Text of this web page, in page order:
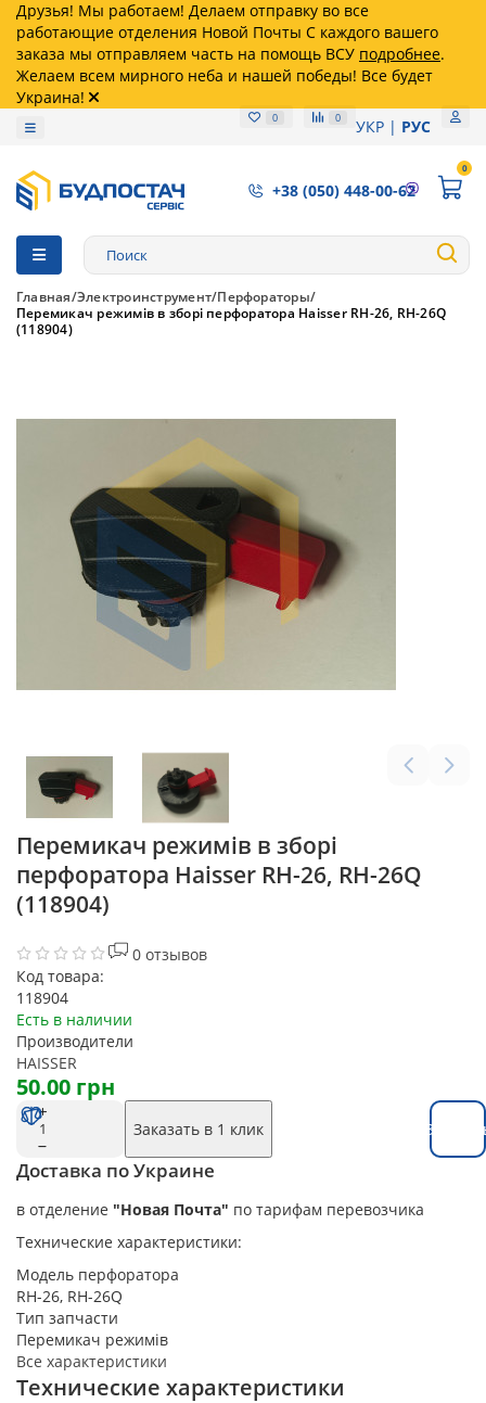
Друзья! Мы работаем! Делаем отправку во все
работающие отделения Новой Почты С каждого вашего
заказа мы отправляем часть на помощь ВСУ подробнее.
Желаем всем мирного неба и нашей победы! Все будет
Украина!
0 0 УКР РУС
+38 (050) 448-00-62
0
Главная Электроинструмент Перфораторы
Перемикач режимів в зборі перфоратора Haisser RH-26, RH-26Q
(118904)
Перемикач режимів в зборі
перфоратора Haisser RH-26, RH-26Q
(118904)
0 отзывов
Код товара:
118904
Есть в наличии
Производители
HAISSER
50.00 грн
Заказать в 1 клик
Доставка по Украине
в отделение "Новая Почта" по тарифам перевозчика
Технические характеристики:
Модель перфоратора
RH-26, RH-26Q
Тип запчасти
Перемикач режимів
Все характеристики
Технические характеристики